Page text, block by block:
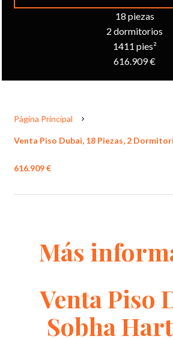
18 piezas
2 dormitorios
1411 pies²
616.909 €
Página Principal
Venta Piso Dubai, 18 Piezas, 2
616.909 €
Más
Venta Piso
Sobha